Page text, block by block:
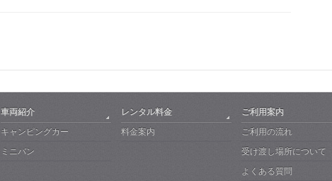
車両紹介
キャンピングカー
ミニバン
レンタル料金
料金案内
ご利用案内
ご利用の流れ
受け渡し場所について
よくある質問